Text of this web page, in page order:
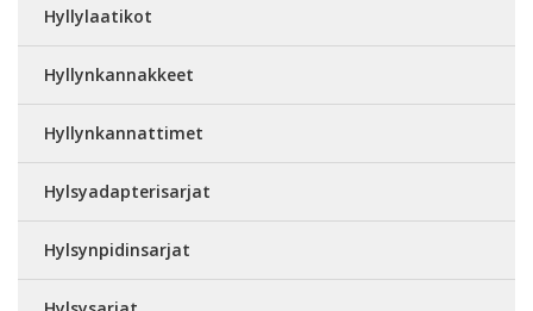
Hyllylaatikot
Hyllynkannakkeet
Hyllynkannattimet
Hylsyadapterisarjat
Hylsynpidinsarjat